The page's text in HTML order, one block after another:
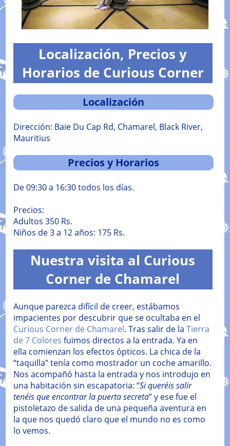
Localización, Precios y
Horarios de Curious Corner
Localización
Dirección: Baie Du Cap Rd, Chamarel, Black River,
Mauritius
Precios y Horarios
De 09:30 a 16:30 todos los días.
Precios:
Adultos 350 Rs.
Niños de 3 a 12 años: 175 Rs.
Nuestra visita al Curious
Corner de Chamarel
Aunque parezca difícil de creer, estábamos
impacientes por descubrir que se ocultaba en el
Curious Corner de Chamarel. Tras salir de la Tierra
de 7 Colores fuimos directos a la entrada. Ya en
ella comienzan los efectos ópticos. La chica de la
“taquilla” tenía como mostrador un coche amarillo.
Nos acompañó hasta la entrada y nos introdujo en
una habitación sin escapatoria: “Si queréis salir
tenéis que encontrar la puerta secreta” y ese fue el
pistoletazo de salida de una pequeña aventura en
la que nos quedó claro que el mundo no es como
lo vemos.